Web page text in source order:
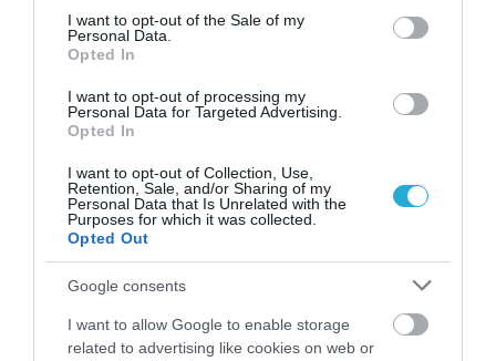
consent section.
I want to opt-out of the Sale of my
Personal Data.
Opted In
I want to opt-out of processing my
Personal Data for Targeted Advertising.
Opted In
I want to opt-out of Collection, Use,
Retention, Sale, and/or Sharing of my
Personal Data that Is Unrelated with the
Purposes for which it was collected.
Opted Out
Google consents
I want to allow Google to enable storage
related to advertising like cookies on web or
Μυρτώ Κοροβέση στο pagenews.gr: «Η κοινωνία ζητά
διαφάνεια, όχι άλλα σκάνδαλα» – Τι λέει για τον ΟΠΕΚΕΠΕ